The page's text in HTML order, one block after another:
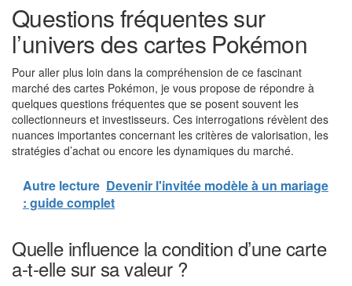
Questions fréquentes sur
l’univers des cartes Pokémon
Pour aller plus loin dans la compréhension de ce fascinant
marché des cartes Pokémon, je vous propose de répondre à
quelques questions fréquentes que se posent souvent les
collectionneurs et investisseurs. Ces interrogations révèlent des
nuances importantes concernant les critères de valorisation, les
stratégies d’achat ou encore les dynamiques du marché.
Autre lecture Devenir l'invitée modèle à un mariage
: guide complet
Quelle influence la condition d’une carte
a-t-elle sur sa valeur ?